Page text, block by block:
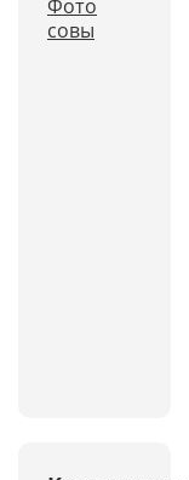
Фото
совы